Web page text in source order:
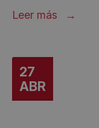
Leer más
27
ABR